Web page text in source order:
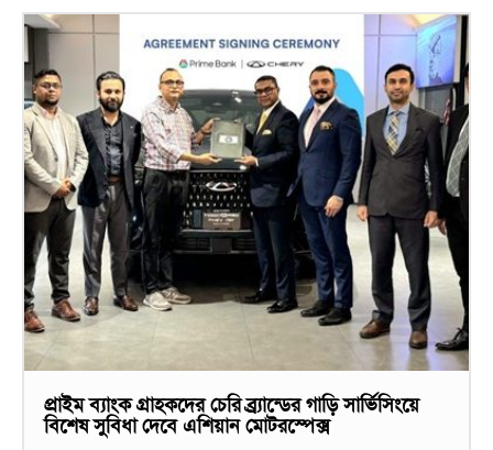
প্রাইম ব্যাংক গ্রাহকদের চেরি ব্র্র্যান্ডের গাড়ি সার্ভিসিংয়ে
বিশেষ সুবিধা দেবে এশিয়ান মোটরস্পেক্স